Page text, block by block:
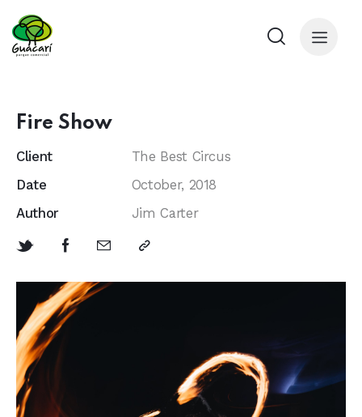
Fire Show
Client
The Best Circus
Date
October, 2018
Author
Jim Carter